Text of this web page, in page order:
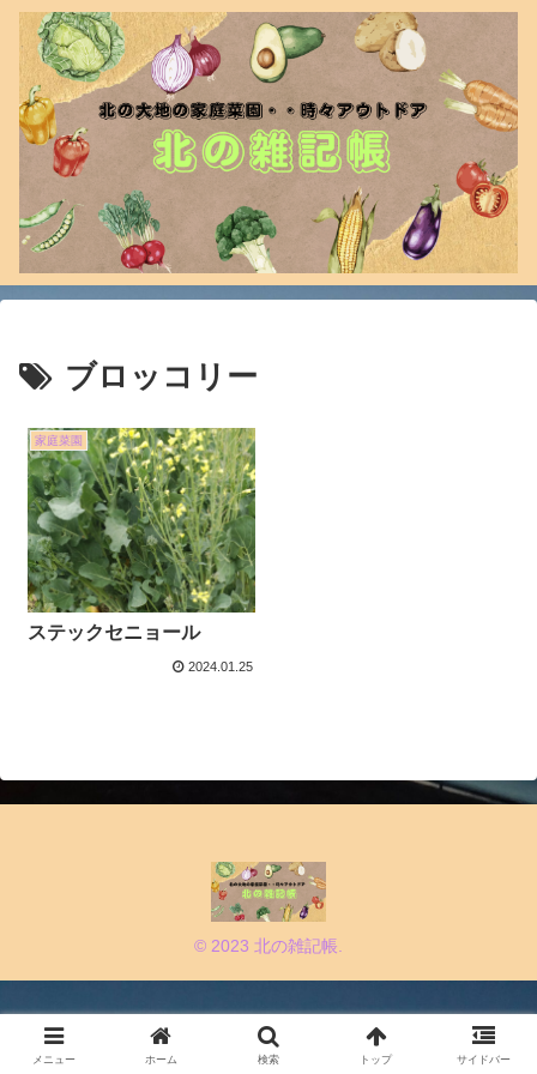
ブロッコリー
家庭菜園
ステックセニョール
2024.01.25
© 2023 北の雑記帳.
メニュー ホーム 検索 トップ サイドバー